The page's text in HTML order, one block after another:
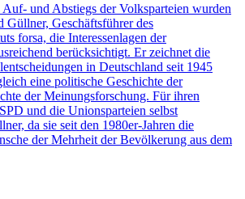
und Abstiegs der Volksparteien wurden
Güllner, Geschäftsführer des
forsa, die Interessenlagen der
berücksichtigt. Er zeichnet die
in Deutschland seit 1945
eine politische Geschichte der
der Meinungsforschung. Für ihren
und die Unionsparteien selbst
da sie seit den 1980er-Jahren die
der Mehrheit der Bevölkerung aus dem